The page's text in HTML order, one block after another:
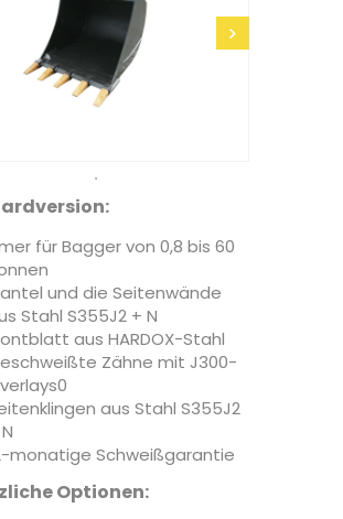
für Bagger von 0,8 bis 60
und die Seitenwände
Stahl S355J2 + N
aus HARDOX-Stahl
Zähne mit J300-
aus Stahl S355J2
monatige Schweißgarantie
Optionen:
senden